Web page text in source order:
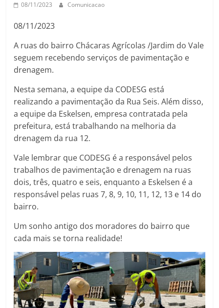
08/11/2023 Comunicacao
08/11/2023
A ruas do bairro Chácaras Agrícolas /Jardim do Vale
seguem recebendo serviços de pavimentação e
drenagem.
Nesta semana, a equipe da CODESG está
realizando a pavimentação da Rua Seis. Além disso,
a equipe da Eskelsen, empresa contratada pela
prefeitura, está trabalhando na melhoria da
drenagem da rua 12.
Vale lembrar que CODESG é a responsável pelos
trabalhos de pavimentação e drenagem na ruas
dois, três, quatro e seis, enquanto a Eskelsen é a
responsável pelas ruas 7, 8, 9, 10, 11, 12, 13 e 14 do
bairro.
Um sonho antigo dos moradores do bairro que
cada mais se torna realidade!